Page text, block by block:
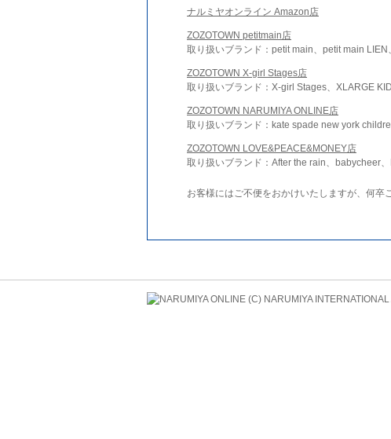
ナルミヤオンライン Amazon店
ZOZOTOWN petitmain店
取り扱いブランド：petit main、petit main LIEN
ZOZOTOWN X-girl Stages店
取り扱いブランド：X-girl Stages、XLARGE
ZOZOTOWN NARUMIYA ONLINE店
取り扱いブランド：kate spade new york
ZOZOTOWN LOVE&PEACE&MONEY店
取り扱いブランド：After the rain、babycheer
お客様にはご不便をおかけいたしますが、何卒